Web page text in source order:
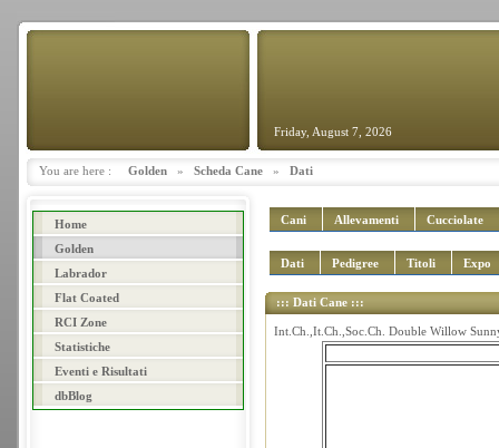
Friday, August 7, 2026
You are here : Golden » Scheda Cane » Dati
Home
Golden
Labrador
Flat Coated
RCI Zone
Statistiche
Eventi e Risultati
dbBlog
Cani Allevamenti Cucciolate
Dati Pedigree Titoli Expo
::: Dati Cane :::
Int.Ch.,It.Ch.,Soc.Ch. Double Willow